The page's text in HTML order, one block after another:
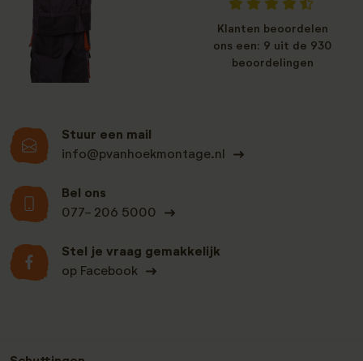
Stuur een mail
info@pvanhoekmontage.nl
Bel ons
077- 206 5000
Stel je vraag gemakkelijk
op Facebook
Klanten beoordelen
ons een: 9 uit de 930
beoordelingen